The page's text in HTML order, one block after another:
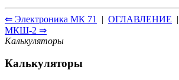
⇐ Электроника МК 71 | ОГЛАВЛЕНИЕ |
МКШ-2 ⇒
Калькуляторы
Калькуляторы